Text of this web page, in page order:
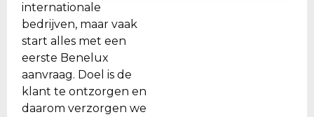
internationale
bedrijven, maar vaak
start alles met een
eerste Benelux
aanvraag. Doel is de
klant te ontzorgen en
daarom verzorgen we